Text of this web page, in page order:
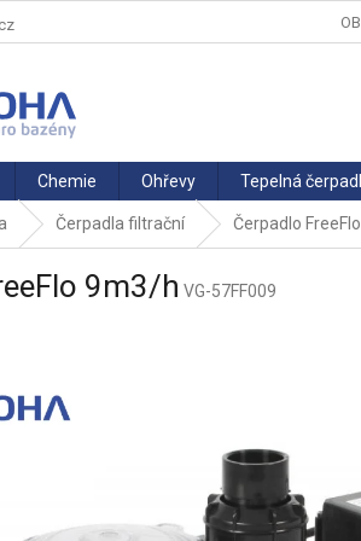
Chemie Ohřevy Tepelná
Čerpadla filtrační Čerpadlo
9m3/h VG-57FF009